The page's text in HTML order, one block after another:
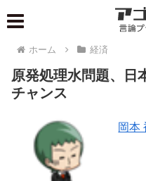
ホーム 経済
原発処理水問題、日
チャンス
岡本